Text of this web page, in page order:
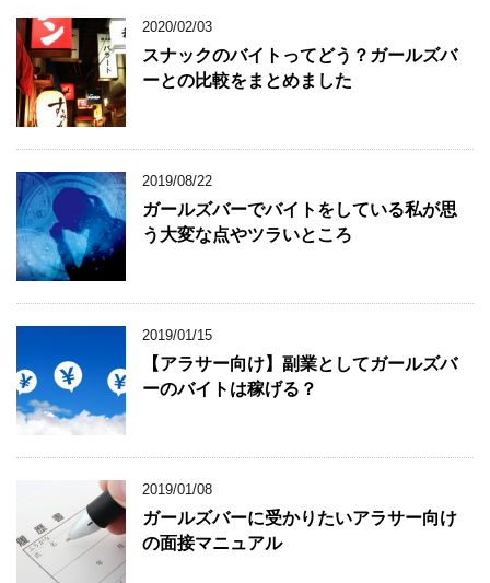
2020/02/03
スナックのバイトってどう？ガールズバ
ーとの比較をまとめました
2019/08/22
ガールズバーでバイトをしている私が思
う大変な点やツラいところ
2019/01/15
【アラサー向け】副業としてガールズバ
ーのバイトは稼げる？
2019/01/08
ガールズバーに受かりたいアラサー向け
の面接マニュアル